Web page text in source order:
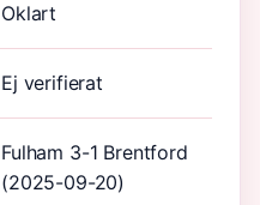
Oklart
Ej verifierat
Fulham 3-1 Brentford
(2025-09-20)